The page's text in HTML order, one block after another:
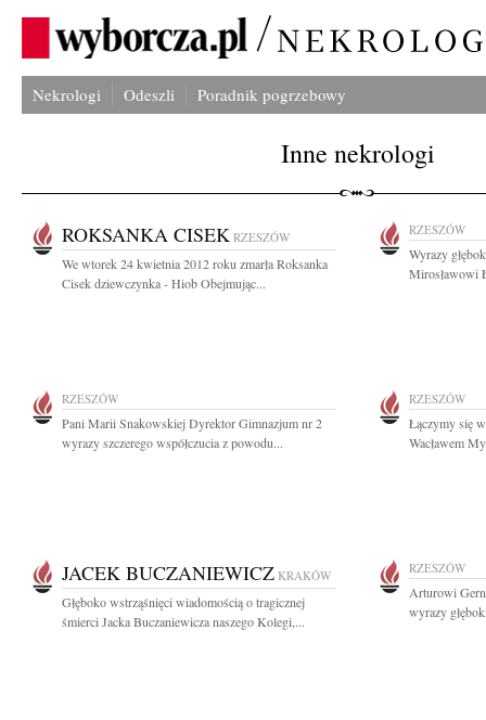
Nekrologi Odeszli Poradnik pogrzebowy
Inne nekrologi
ROKSANKA CISEK RZESZÓW
We wtorek 24 kwietnia 2012 roku zmarła Roksanka
Cisek dziewczynka - Hiob Obejmując...
RZESZÓW
Wyrazy
Mirosławowi
RZESZÓW
Pani Marii Snakowskiej Dyrektor Gimnazjum nr 2
wyrazy szczerego współczucia z powodu...
RZESZÓW
Łączymy się
Wacławem
JACEK BUCZANIEWICZ KRAKÓW
Głęboko wstrząśnięci wiadomością o tragicznej
śmierci Jacka Buczaniewicza naszego Kolegi,...
RZESZÓW
Arturowi
wyrazy